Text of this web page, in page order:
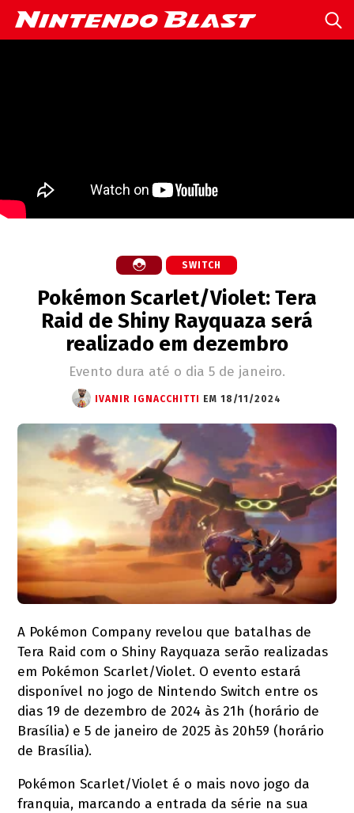
SWITCH
Pokémon Scarlet/Violet: Tera
Raid de Shiny Rayquaza será
realizado em dezembro
Evento dura até o dia 5 de janeiro.
IVANIR IGNACCHITTI EM 18/11/2024
A Pokémon Company revelou que batalhas de
Tera Raid com o Shiny Rayquaza serão realizadas
em Pokémon Scarlet/Violet. O evento estará
disponível no jogo de Nintendo Switch entre os
dias 19 de dezembro de 2024 às 21h (horário de
Brasília) e 5 de janeiro de 2025 às 20h59 (horário
de Brasília).
Pokémon Scarlet/Violet é o mais novo jogo da
franquia, marcando a entrada da série na sua